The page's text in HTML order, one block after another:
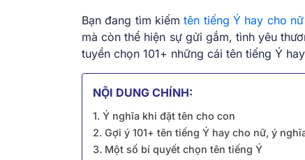
Bạn đang tìm kiếmtên tiếng Ý hay cho nữ
mà còn thể hiện sự gửi gắm, tình yêu
tuyển chọn 101+ những cái tên tiếng Ý
NỘI DUNG CHÍNH:
1. Ý nghĩa khi đặt tên cho con
2. Gợi ý 101+ tên tiếng Ý hay cho nữ, ý
3. Một số bí quyết chọn tên tiếng Ý